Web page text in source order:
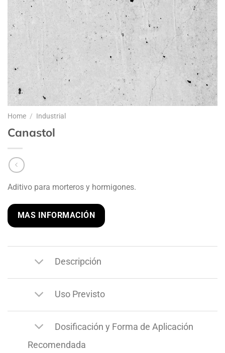
Home / Industrial
Canastol
Aditivo para morteros y hormigones.
MAS INFORMACIÓN
Descripción
Uso Previsto
Dosificación y Forma de Aplicación
Recomendada